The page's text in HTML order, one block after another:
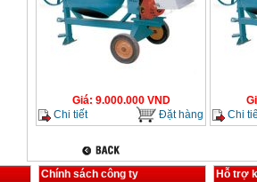
Giá: 9.000.000VND
Chi tiết
Đặt hàng
Chi
Chính sách công ty
Hỗ trợ